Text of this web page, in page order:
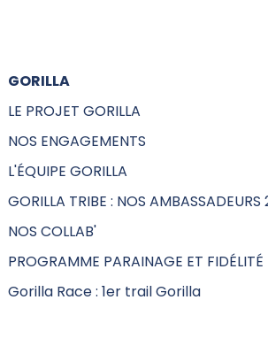
GORILLA
LE PROJET GORILLA
NOS ENGAGEMENTS
L'ÉQUIPE GORILLA
GORILLA TRIBE : NOS
NOS COLLAB'
PROGRAMME PARAINAGE ET FIDÉLITÉ
Gorilla Race : 1er trail Gorilla